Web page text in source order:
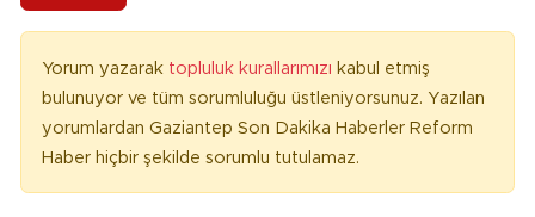
Yorum yazarak topluluk kurallarımızı kabul etmiş
bulunuyor ve tüm sorumluluğu üstleniyorsunuz. Yazılan
yorumlardan Gaziantep Son Dakika Haberler Reform
Haber hiçbir şekilde sorumlu tutulamaz.